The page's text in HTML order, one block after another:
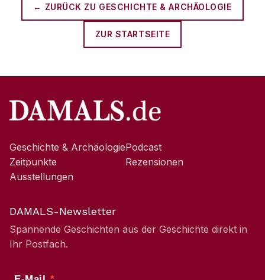
← ZURÜCK ZU GESCHICHTE & ARCHÄOLOGIE
ZUR STARTSEITE
Geschichte & Archäologie
Zeitpunkte
Ausstellungen
Podcast
Rezensionen
DAMALS-Newsletter
Spannende Geschichten aus der Geschichte direkt in
Ihr Postfach.